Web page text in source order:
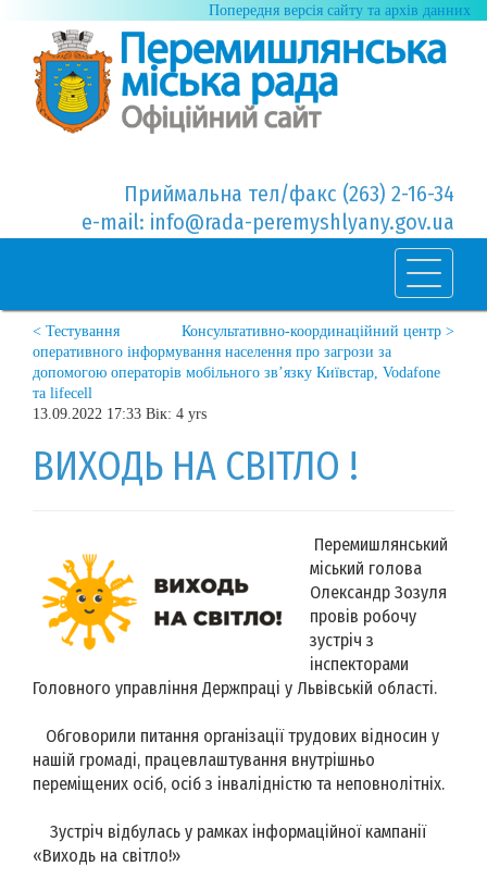
Попередня версія сайту та архів данних
Приймальна тел/факс (263) 2-16-34
e-mail: info@rada-peremyshlyany.gov.ua
Консультативно-координаційний центр >
< Тестування
оперативного інформування населення про загрози за
допомогою операторів мобільного зв’язку Київстар, Vodafone
та lifecell
13.09.2022 17:33 Вік: 4 yrs
ВИХОДЬ НА СВІТЛО !
Перемишлянський
міський голова
Олександр Зозуля
провів робочу
зустріч з
інспекторами
Головного управління Держпраці у Львівській області.
Обговорили питання організації трудових відносин у
нашій громаді, працевлаштування внутрішньо
переміщених осіб, осіб з інвалідністю та неповнолітніх.
Зустріч відбулась у рамках інформаційної кампанії
«Виходь на світло!»